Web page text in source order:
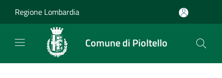
Regione Lombardia
Comune di Pioltello